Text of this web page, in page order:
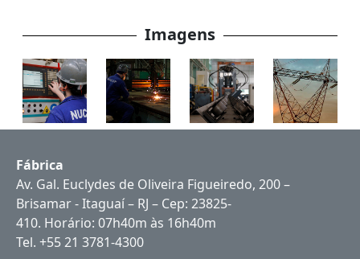
Imagens
Fábrica
Av. Gal. Euclydes de Oliveira Figueiredo, 200 –
Brisamar - Itaguaí – RJ – Cep: 23825-
410. Horário: 07h40m às 16h40m
Tel. +55 21 3781-4300